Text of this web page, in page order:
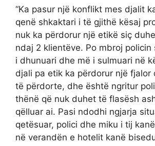
“Ka pasur një konflikt mes djalit
qenë shkaktari i të gjithë kësaj
nuk ka përdorur një etikë siç
ndaj 2 klientëve. Po mbroj policin
i dhunuari dhe më i sulmuari në
djali pa etik ka përdorur një fjalor
të përdorte, dhe është ngritur
thënë që nuk duhet të flasësh
qëlluar ai. Pasi ndodhi ngjarja
qetësuar, polici dhe miku i tij
në verandën e hotelit kanë